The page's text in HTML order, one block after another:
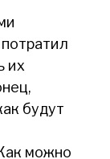
их
будут
можно